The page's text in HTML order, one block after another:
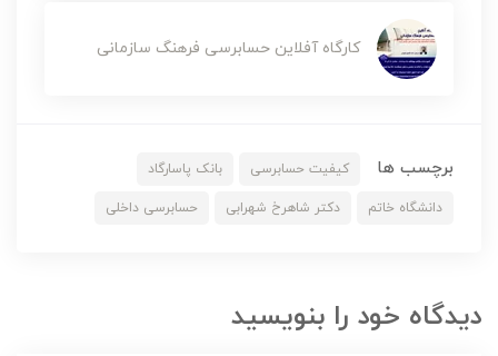
کارگاه آفلاین حسابرسی فرهنگ سازمانی
برچسب ها کیفیت حسابرسی بانک پاسارگاد
دانشگاه خاتم دکتر شاهرخ شهرابی حسابرسی داخلی
دیدگاه خود را بنویسید